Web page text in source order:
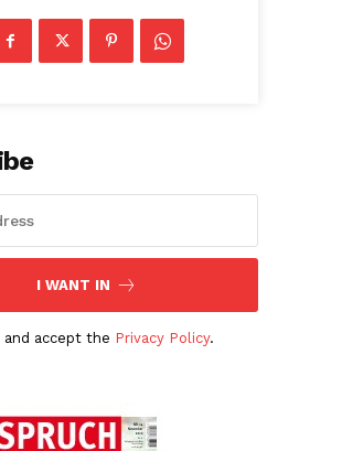
I WANT IN
and accept the Privacy Policy.